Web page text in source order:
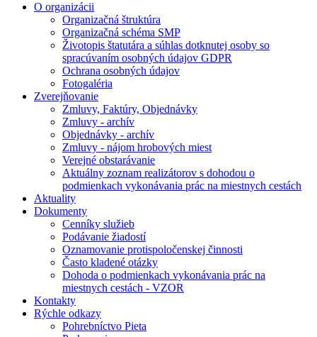
O organizácii
Organizačná štruktúra
Organizačná schéma SMP
Životopis štatutára a súhlas dotknutej osoby so
spracúvaním osobných údajov GDPR
Ochrana osobných údajov
Fotogaléria
Zverejňovanie
Zmluvy, Faktúry, Objednávky
Zmluvy - archív
Objednávky - archív
Zmluvy - nájom hrobových miest
Verejné obstarávanie
Aktuálny zoznam realizátorov s dohodou o
podmienkach vykonávania prác na miestnych cestách
Aktuality
Dokumenty
Cenníky služieb
Podávanie žiadostí
Oznamovanie protispoločenskej činnosti
Často kladené otázky
Dohoda o podmienkach vykonávania prác na
miestnych cestách - VZOR
Kontakty
Rýchle odkazy
Pohrebníctvo Pieta